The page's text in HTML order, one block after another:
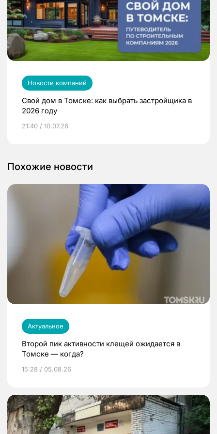
Новости компаний
Свой дом в Томске: как выбрать застройщика в
2026 году
21:40 / 10.07.26
Похожие новости
Актуальное
Второй пик активности клещей ожидается в
Томске — когда?
15:28 / 05.08.26